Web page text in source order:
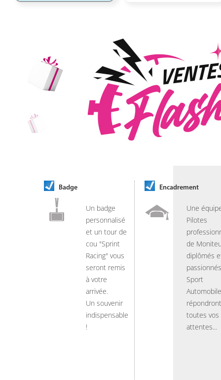
Badge
Un badge
personnalisé
et un tour de
cou "Sprint
Racing" vous
seront remis
à votre
arrivée.
Un souvenir
indispensable
!
Encadrement
Une
Pilotes
de
diplômés
Sport
Automobile
toutes vos
attentes...